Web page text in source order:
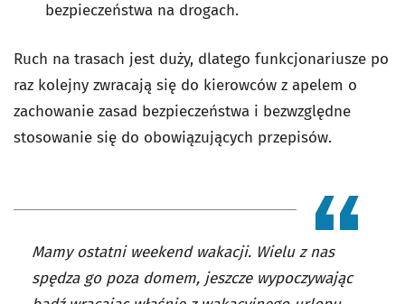
bezpieczeństwa na drogach.
Ruch na trasach jest duży, dlatego funkcjonariusze po
raz kolejny zwracają się do kierowców z apelem o
zachowanie zasad bezpieczeństwa i bezwzględne
stosowanie się do obowiązujących przepisów.
Mamy ostatni weekend wakacji. Wielu z nas
spędza go poza domem, jeszcze wypoczywając